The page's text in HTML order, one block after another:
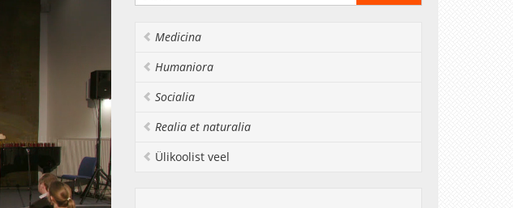
Medicina
Humaniora
Socialia
Realia et naturalia
Ülikoolist veel